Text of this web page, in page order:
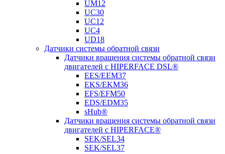
UM12
UC30
UC12
UC4
UD18
Датчики системы обратной связи
Датчики вращения системы обратной связи
двигателей с HIPERFACE DSL®
EES/EEM37
EKS/EKM36
EFS/EFM50
EDS/EDM35
sHub®
Датчики вращения системы обратной связи
двигателей с HIPERFACE®
SEK/SEL34
SEK/SEL37